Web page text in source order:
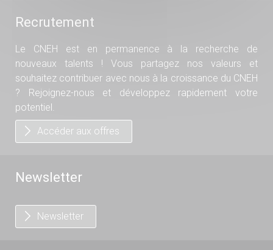
Recrutement
Le CNEH est en permanence à la recherche de
nouveaux talents ! Vous partagez nos valeurs et
souhaitez contribuer avec nous à la croissance du CNEH
? Rejoignez-nous et développez rapidement votre
potentiel.
Accéder aux offres
Newsletter
Newsletter